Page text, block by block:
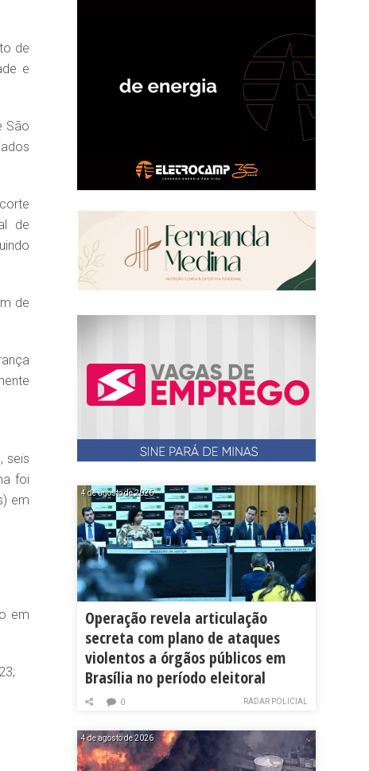
de
e
São
de
de
seis
foi
em
em
4 de agosto de 2026
Operação revela articulação
secreta com plano de ataques
violentos a órgãos públicos em
Brasília no período eleitoral
RADAR POLICIAL
0
4 de agosto de 2026